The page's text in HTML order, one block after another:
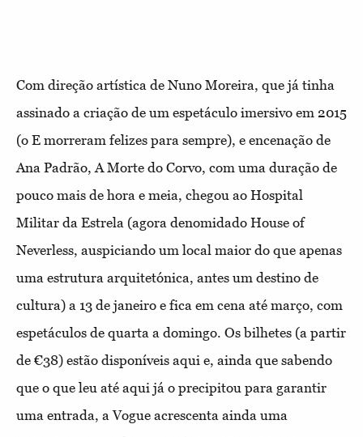
Com direção artística de Nuno Moreira, que já tinha
assinado a criação de um espetáculo imersivo em 2015
(o E morreram felizes para sempre), e encenação de
Ana Padrão, A Morte do Corvo, com uma duração de
pouco mais de hora e meia, chegou ao Hospital
Militar da Estrela (agora denomidado House of
Neverless, auspiciando um local maior do que apenas
uma estrutura arquitetónica, antes um destino de
cultura) a 13 de janeiro e fica em cena até março, com
espetáculos de quarta a domingo. Os bilhetes (a partir
de €38) estão disponíveis aqui e, ainda que sabendo
que o que leu até aqui já o precipitou para garantir
uma entrada, a Vogue acrescenta ainda uma